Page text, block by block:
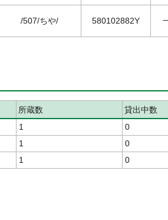
/507/ちや/ 580102882Y
所蔵数
貸出中数
1
0
1
0
1 0